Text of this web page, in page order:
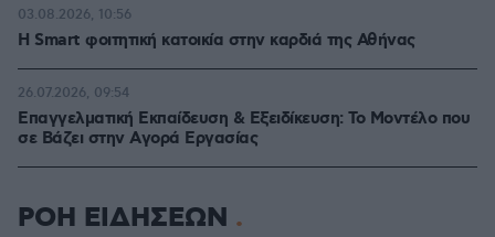
Η Smart φοιτητική κατοικία στην καρδιά της Αθήνας
03.08.2026, 10:56
Επαγγελματική Εκπαίδευση & Εξειδίκευση: Το Mοντέλο που
σε Bάζει στην Aγορά Eργασίας
26.07.2026, 09:54
ΡΟΗ ΕΙΔΗΣΕΩΝ